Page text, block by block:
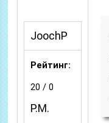
JoochP
Рейтинг:
20 / 0
P.M.